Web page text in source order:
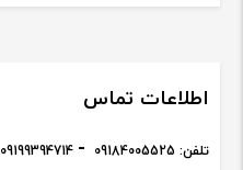
اطلاعات تماس
تلفن: 09184005525
09199394714